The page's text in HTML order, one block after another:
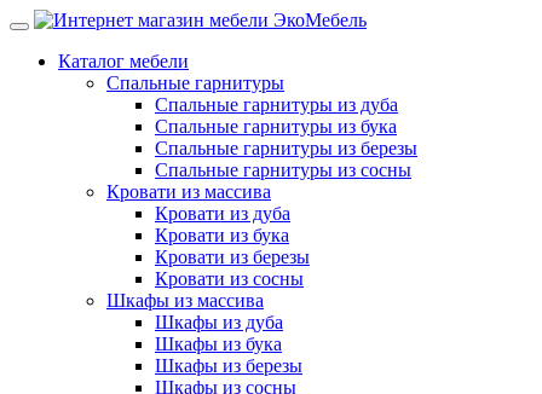
Каталог мебели
Спальные гарнитуры
Спальные гарнитуры из дуба
Спальные гарнитуры из бука
Спальные гарнитуры из березы
Спальные гарнитуры из сосны
Кровати из массива
Кровати из дуба
Кровати из бука
Кровати из березы
Кровати из сосны
Шкафы из массива
Шкафы из дуба
Шкафы из бука
Шкафы из березы
Шкафы из сосны